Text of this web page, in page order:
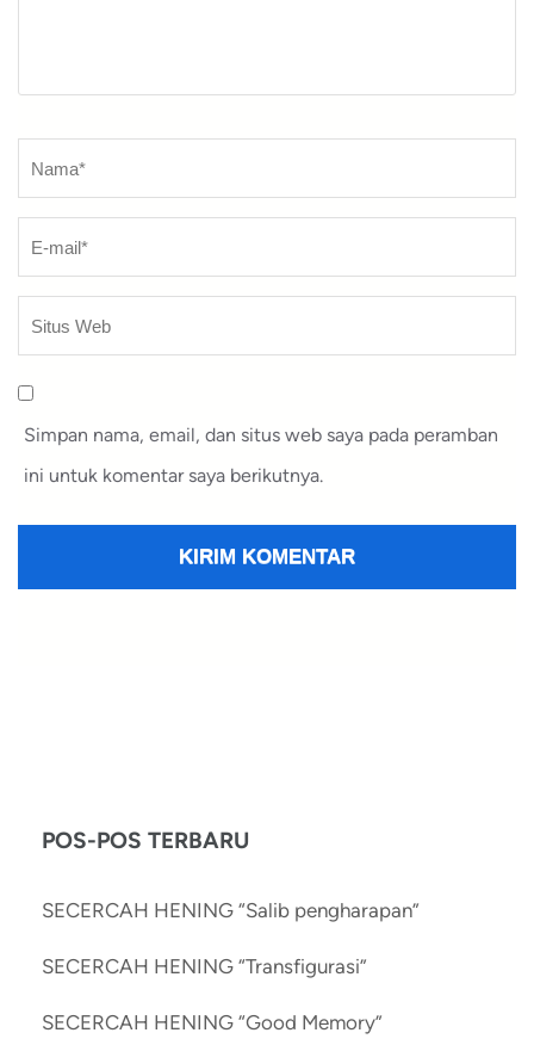
Nama
Simpan nama, email, dan situs web saya pada peramban
ini untuk komentar saya berikutnya.
POS-POS TERBARU
SECERCAH HENING “Salib pengharapan”
SECERCAH HENING “Transfigurasi”
SECERCAH HENING “Good Memory”